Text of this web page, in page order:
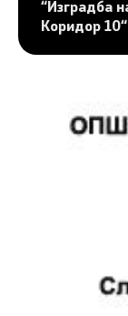
“Изградба
Коридор 10“